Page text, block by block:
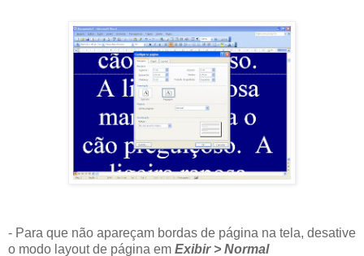
- Para que não apareçam bordas de página na tela, desative
o modo layout de página em Exibir > Normal